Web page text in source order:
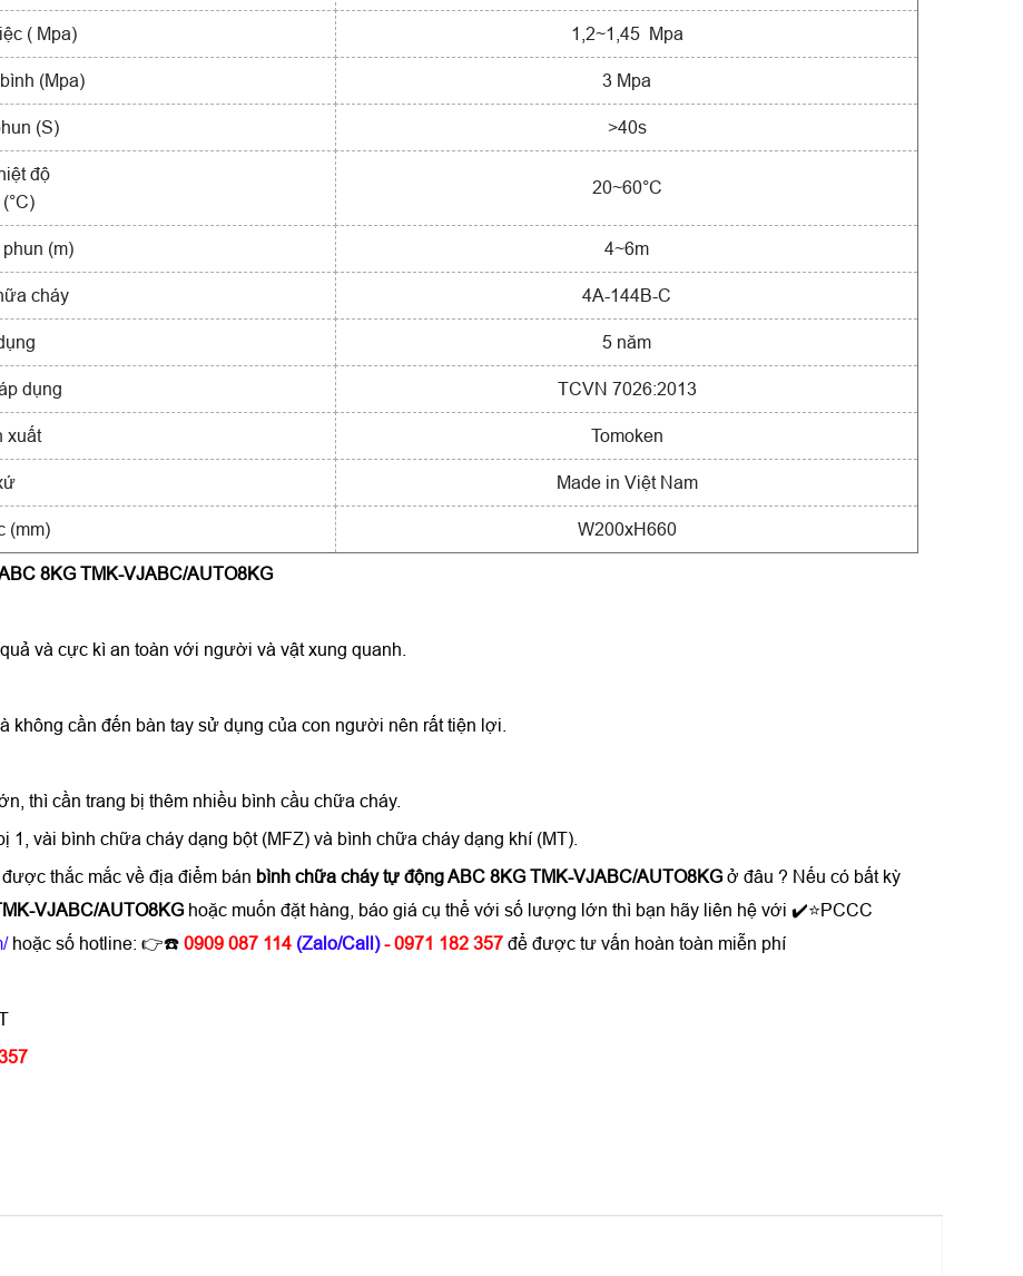
( Mpa) 1,2~1,45 Mpa
(Mpa) 3 Mpa
(S) >40s
độ
20~60°C
(m) 4~6m
cháy 4A-144B-C
5 năm
dụng TCVN 7026:2013
xuất Tomoken
Made in Việt Nam
(mm) W200xH660
8KG TMK-VJABC/AUTO8KG
và cực kì an toàn với người và vật xung quanh.
không cần đến bàn tay sử dụng của con người nên rất tiện lợi.
thì cần trang bị thêm nhiều bình cầu chữa cháy.
vài bình chữa cháy dạng bột (MFZ) và bình chữa cháy dạng khí (MT).
được thắc mắc về địa điểm bán bình chữa cháy tự động ABC 8KG TMK-VJABC/AUTO8KG ở đâu ? Nếu có bất kỳ
VJABC/AUTO8KG hoặc muốn đặt hàng, báo giá cụ thể với số lượng lớn thì bạn hãy liên hệ với ✔️⭐PCCC
hoặc số hotline: 👉☎️ 0909 087 114 (Zalo/Call)- 0971 182 357 để được tư vấn hoàn toàn miễn phí